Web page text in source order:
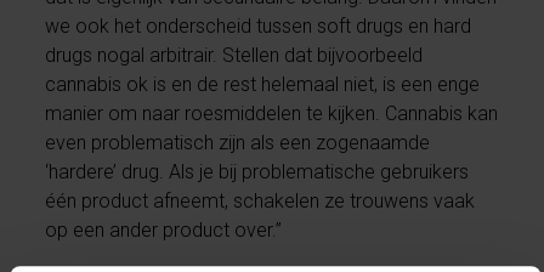
we ook het onderscheid tussen soft drugs en hard
drugs nogal arbitrair. Stellen dat bijvoorbeeld
cannabis ok is en de rest helemaal niet, is een enge
manier om naar roesmiddelen te kijken. Cannabis kan
even problematisch zijn als een zogenaamde
‘hardere’ drug. Als je bij problematische gebruikers
één product afneemt, schakelen ze trouwens vaak
op een ander product over.”